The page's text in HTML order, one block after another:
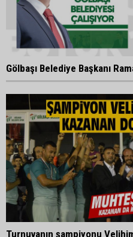
Gölbaşı Belediye Başkanı
Turnuvanın şampiyonu